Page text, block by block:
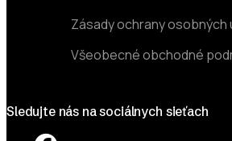
Zásady ochrany osobných
Všeobecné obchodné
Sledujte nás na sociálnych sieťach